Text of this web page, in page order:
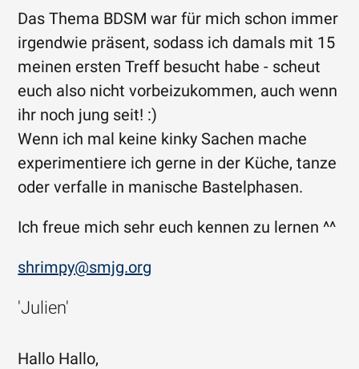
Das Thema BDSM war für mich schon immer
irgendwie präsent, sodass ich damals mit 15
meinen ersten Treff besucht habe - scheut
euch also nicht vorbeizukommen, auch wenn
ihr noch jung seit! :)
Wenn ich mal keine kinky Sachen mache
experimentiere ich gerne in der Küche, tanze
oder verfalle in manische Bastelphasen.
Ich freue mich sehr euch kennen zu lernen ^^
shrimpy@smjg.org
'Julien'
Hallo Hallo,